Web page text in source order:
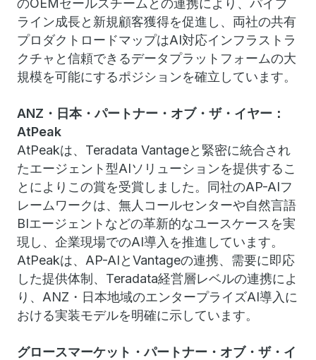
のOEMセールスチームとの連携により、パイプ
ライン成長と新規顧客獲得を促進し、両社の共有
プロダクトロードマップはAI対応インフラストラ
クチャと信頼できるデータプラットフォームの大
規模を可能にするポジションを確立しています。
ANZ・日本・パートナー・オブ・ザ・イヤー：
AtPeak
AtPeakは、Teradata Vantageと緊密に統合され
たエージェント型AIソリューションを提供するこ
とによりこの賞を受賞しました。同社のAP-AIフ
レームワークは、無人コールセンターや自然言語
BIエージェントなどの革新的なユースケースを実
現し、企業現場でのAI導入を推進しています。
AtPeakは、AP-AIとVantageの連携、需要に即応
した提供体制、Teradata経営層レベルの連携によ
り、ANZ・日本地域のエンタープライズAI導入に
おける実装モデルを明確に示しています。
グロースマーケット・パートナー・オブ・ザ・イ